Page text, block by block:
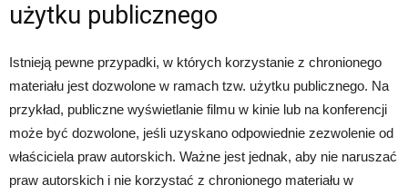
użytku publicznego
Istnieją pewne przypadki, w których korzystanie z chronionego
materiału jest dozwolone w ramach tzw. użytku publicznego. Na
przykład, publiczne wyświetlanie filmu w kinie lub na konferencji
może być dozwolone, jeśli uzyskano odpowiednie zezwolenie od
właściciela praw autorskich. Ważne jest jednak, aby nie naruszać
praw autorskich i nie korzystać z chronionego materiału w